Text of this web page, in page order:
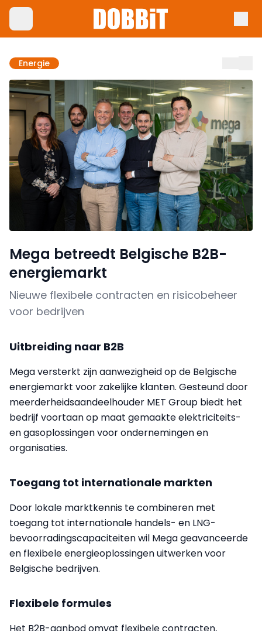
Energie
Mega betreedt Belgische B2B-
energiemarkt
Nieuwe flexibele contracten en risicobeheer
voor bedrijven
Uitbreiding naar B2B
Mega versterkt zijn aanwezigheid op de Belgische
energiemarkt voor zakelijke klanten. Gesteund door
meerderheidsaandeelhouder MET Group biedt het
bedrijf voortaan op maat gemaakte elektriciteits-
en gasoplossingen voor ondernemingen en
organisaties.
Toegang tot internationale markten
Door lokale marktkennis te combineren met
toegang tot internationale handels- en LNG-
bevoorradingscapaciteiten wil Mega geavanceerde
en flexibele energieoplossingen uitwerken voor
Belgische bedrijven.
Flexibele formules
Het B2B-aanbod omvat flexibele contracten,